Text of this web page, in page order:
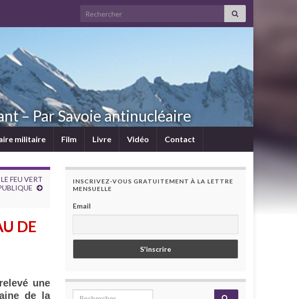
Search for:
– Par Savoie antinucléaire
militaire Film Livre Vidéo Contact
FEU VERT
DE
une
de la
INSCRIVEZ-VOUS GRATUITEMENT À LA LETTRE
MENSUELLE
Email
Search for: